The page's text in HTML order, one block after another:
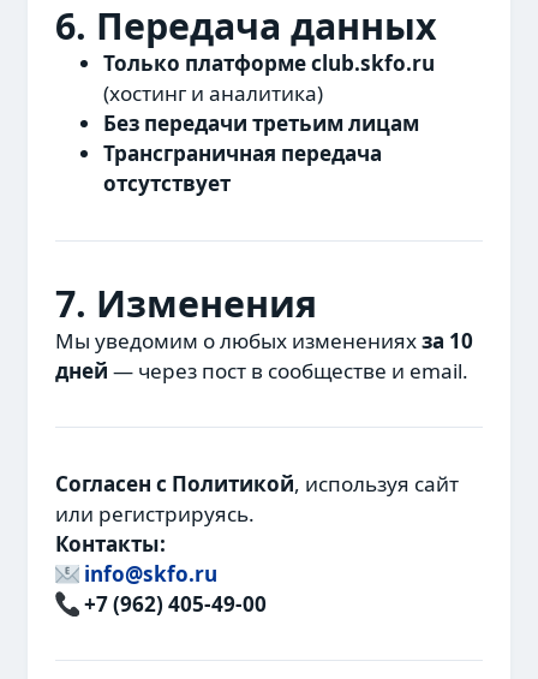
6. Передача данных
Только платформе club.skfo.ru
(хостинг и аналитика)
Без передачи третьим лицам
Трансграничная передача
отсутствует
7. Изменения
Мы уведомим о любых измененияхза 10
дней — через пост в сообществе и email.
Согласен с Политикой, используя сайт
или регистрируясь.
Контакты:
info@skfo.ru
+7 (962) 405-49-00